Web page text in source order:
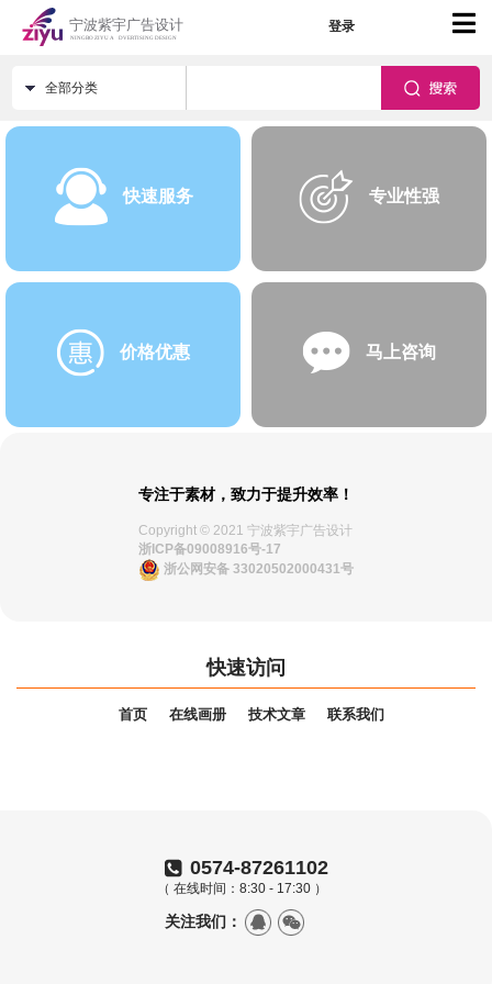
登录
全部分类
快速服务 专业性强
价格优惠 马上咨询
专注于素材，致力于提升效率！
Copyright © 2021 宁波紫宇广告设计
浙ICP备09008916号-17
浙公网安备 33020502000431号
快速访问
首页 在线画册 技术文章 联系我们
0574-87261102
（ 在线时间：8:30 - 17:30 ）
关注我们：